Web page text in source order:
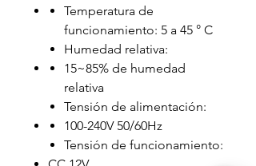
Temperatura de
funcionamiento: 5 a 45 ° C
Humedad relativa:
15~85% de humedad
relativa
Tensión de alimentación:
100-240V 50/60Hz
Tensión de funcionamiento: